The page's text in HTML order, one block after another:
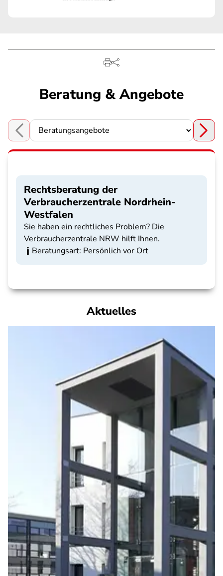
Beratung & Angebote
Choose a section
Rechtsberatung der
Verbraucherzentrale Nordrhein-
Westfalen
Sie haben ein rechtliches Problem? Die
Verbraucherzentrale NRW hilft Ihnen.
Beratungsart: Persönlich vor Ort
Aktuelles